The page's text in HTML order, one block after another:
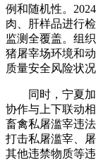
例和随机性。
肉、肝样品进行
监测全覆盖。组
猪屠宰场环境和
质量安全风险状
同时，宁夏加
协作与上下联动
畜禽私屠滥宰违
打击私屠滥宰、
其他违禁物质等